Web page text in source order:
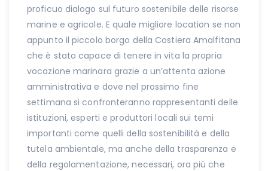
proficuo dialogo sul futuro sostenibile delle risorse
marine e agricole. E quale migliore location se non
appunto il piccolo borgo della Costiera Amalfitana
che è stato capace di tenere in vita la propria
vocazione marinara grazie a un’attenta azione
amministrativa e dove nel prossimo fine
settimana si confronteranno rappresentanti delle
istituzioni, esperti e produttori locali sui temi
importanti come quelli della sostenibilità e della
tutela ambientale, ma anche della trasparenza e
della regolamentazione, necessari, ora più che